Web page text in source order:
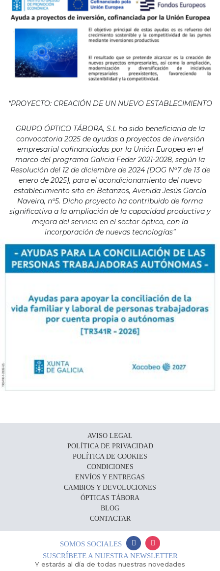
“PROYECTO: CREACIÓN DE UN NUEVO ESTABLECIMIENTO
GRUPO ÓPTICO TÁBORA, S.L ha sido beneficiaria de la
convocatoria 2025 de ayudas a proyectos de inversión
empresarial cofinanciadas por la Unión Europea en el
marco del programa Galicia Feder 2021-2028, según la
Resolución del 12 de diciembre de 2024 (DOG Nº7 de 13 de
enero de 2025), para el acondicionamiento del nuevo
establecimiento sito en Betanzos, Avenida Jesús García
Naveira, nº5. Dicho proyecto ha contribuido de forma
significativa a la ampliación de la capacidad productiva y
mejora del servicio en el sector óptico, con la
incorporación de nuevas tecnologías”
AVISO LEGAL
POLÍTICA DE PRIVACIDAD
POLÍTICA DE COOKIES
CONDICIONES
ENVÍOS Y ENTREGAS
CAMBIOS Y DEVOLUCIONES
ÓPTICAS TÁBORA
BLOG
CONTACTAR
SOMOS SOCIALES
SUSCRÍBETE A NUESTRA NEWSLETTER
Y estarás al día de todas nuestras novedades